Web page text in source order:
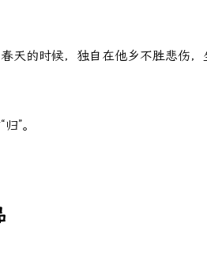
天的时候，独自在他乡不胜悲伤
”。